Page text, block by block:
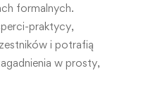
formalnych.
praktycy,
i potrafią
w prosty,